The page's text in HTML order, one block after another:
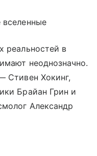
реальностей в
неоднозначно.
Стивен Хокинг,
Брайан Грин и
Александр